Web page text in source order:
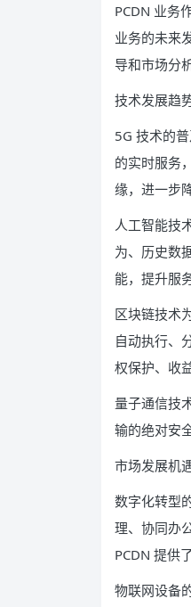
PCDN 业务
业务的未来
导和市场分析
技术发展趋
5G 技术的
的实时服务
缘，进一步
人工智能技
为、历史数
能，提升服
区块链技术
自动执行、
权保护、收
量子通信技
输的绝对安
市场发展机
数字化转型
理、协同办
PCDN 提供
物联网设备